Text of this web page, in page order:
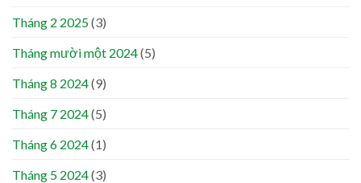
Tháng 2 2025(3)
Tháng mười một 2024(5)
Tháng 8 2024(9)
Tháng 7 2024(5)
Tháng 6 2024(1)
Tháng 5 2024(3)